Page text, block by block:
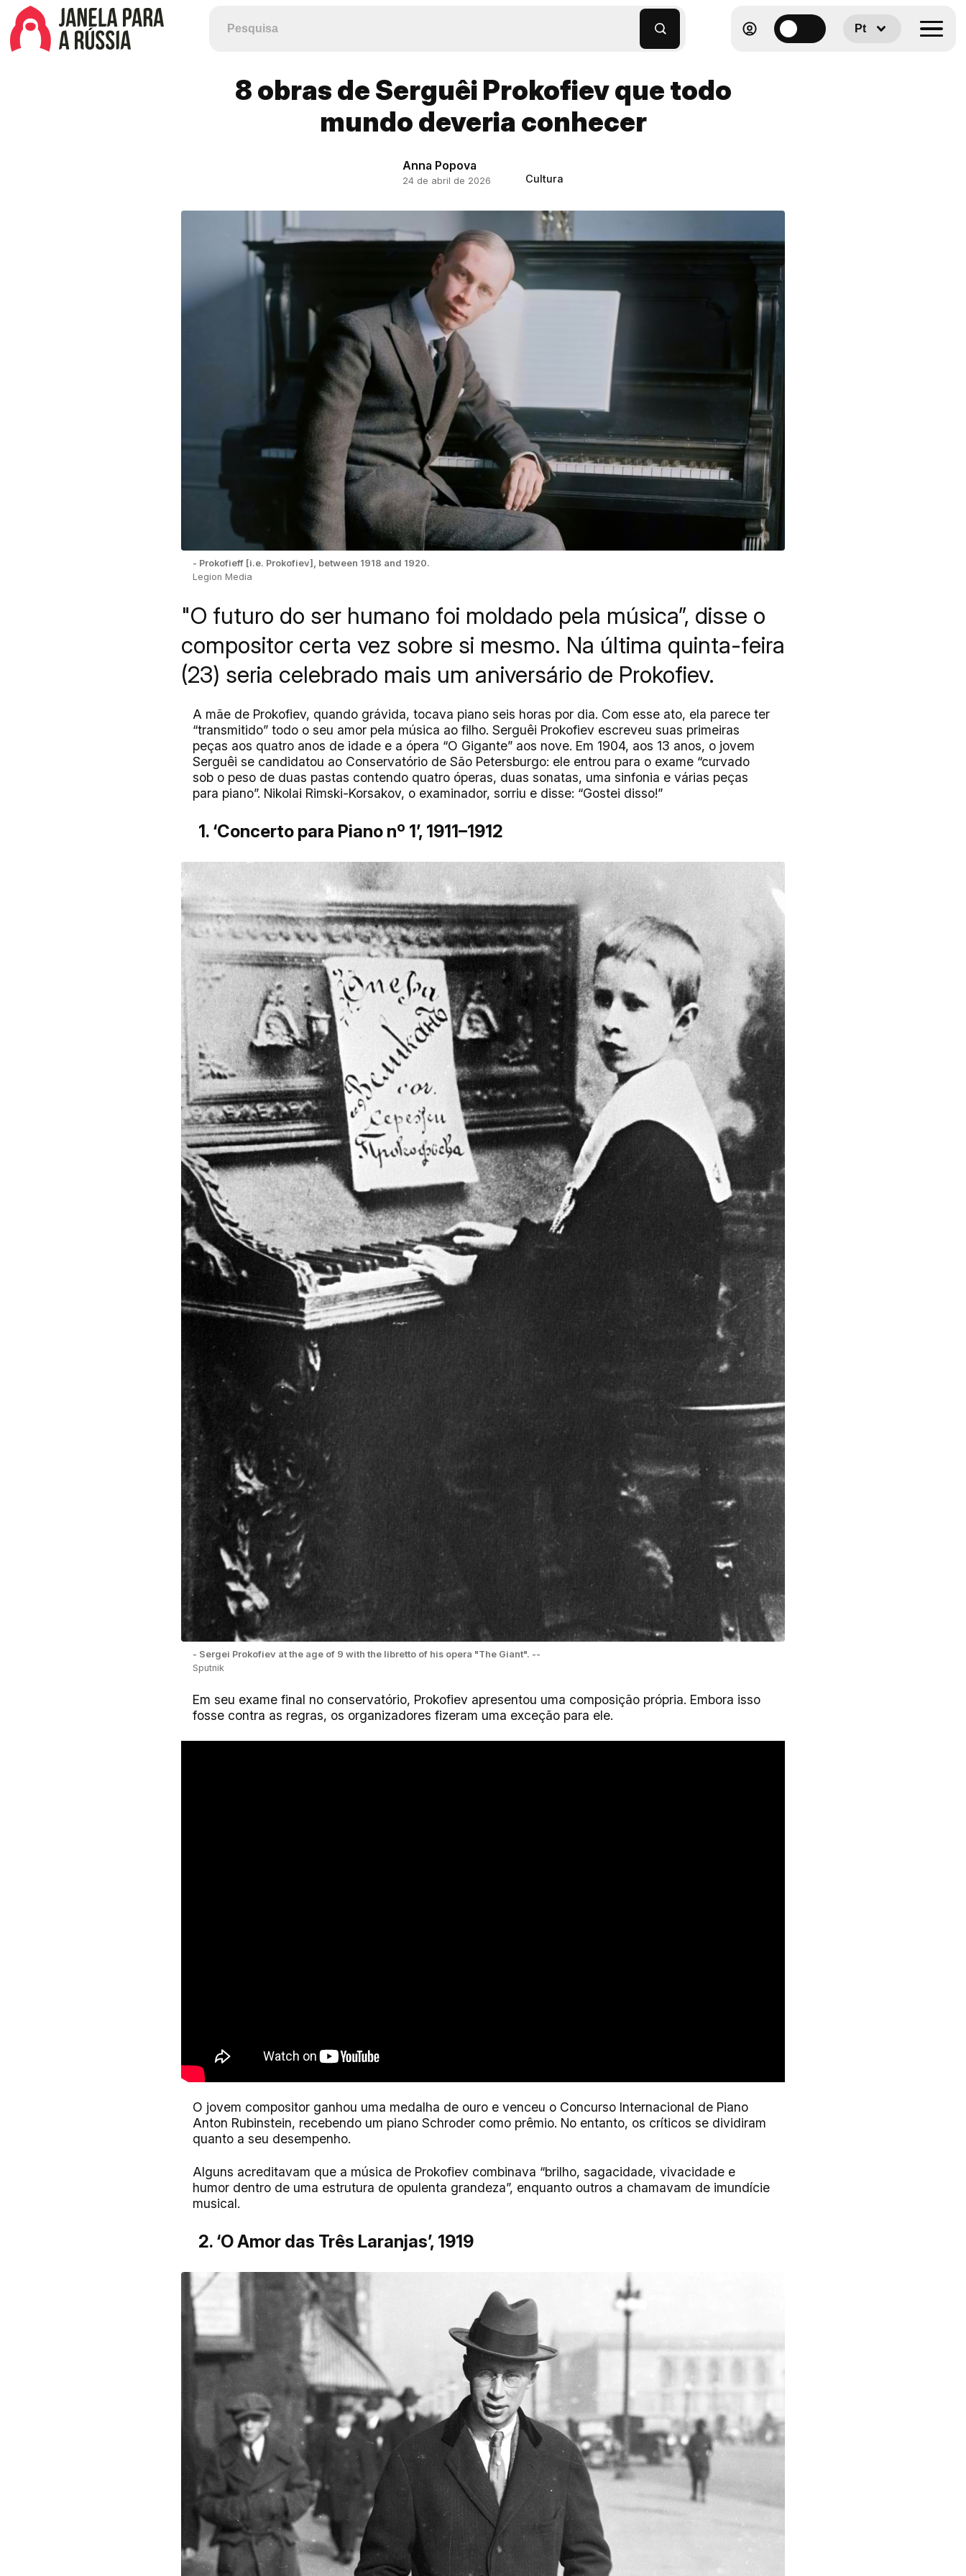
Pt
8 obras de Serguêi Prokofiev que todo
mundo deveria conhecer
Anna Popova
24 de abril de 2026 Cultura
- Prokofieff [i.e. Prokofiev], between 1918 and 1920.
Legion Media
"O futuro do ser humano foi moldado pela música”, disse o
compositor certa vez sobre si mesmo. Na última quinta-feira
(23) seria celebrado mais um aniversário de Prokofiev.
A mãe de Prokofiev, quando grávida, tocava piano seis horas por dia. Com esse ato, ela parece ter
“transmitido” todo o seu amor pela música ao filho. Serguêi Prokofiev escreveu suas primeiras
peças aos quatro anos de idade e a ópera “O Gigante” aos nove. Em 1904, aos 13 anos, o jovem
Serguêi se candidatou ao Conservatório de São Petersburgo: ele entrou para o exame “curvado
sob o peso de duas pastas contendo quatro óperas, duas sonatas, uma sinfonia e várias peças
para piano”. Nikolai Rimski-Korsakov, o examinador, sorriu e disse: “Gostei disso!”
1. ‘Concerto para Piano nº 1’, 1911–1912
- Sergei Prokofiev at the age of 9 with the libretto of his opera "The Giant". --
Sputnik
Em seu exame final no conservatório, Prokofiev apresentou uma composição própria. Embora isso
fosse contra as regras, os organizadores fizeram uma exceção para ele.
O jovem compositor ganhou uma medalha de ouro e venceu o Concurso Internacional de Piano
Anton Rubinstein, recebendo um piano Schroder como prêmio. No entanto, os críticos se dividiram
quanto a seu desempenho.
Alguns acreditavam que a música de Prokofiev combinava “brilho, sagacidade, vivacidade e
humor dentro de uma estrutura de opulenta grandeza”, enquanto outros a chamavam de imundície
musical.
2. ‘O Amor das Três Laranjas’, 1919